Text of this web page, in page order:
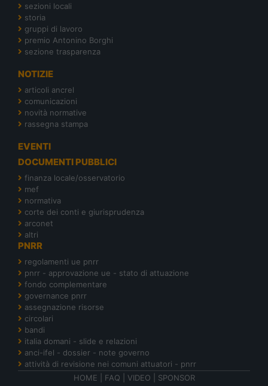
sezioni locali
storia
gruppi di lavoro
premio Antonino Borghi
sezione trasparenza
NOTIZIE
articoli ancrel
comunicazioni
novità normative
rassegna stampa
EVENTI
DOCUMENTI PUBBLICI
finanza locale/osservatorio
mef
normativa
corte dei conti e giurisprudenza
arconet
altri
PNRR
regolamenti ue pnrr
pnrr - approvazione ue - stato di attuazione
fondo complementare
governance pnrr
assegnazione risorse
circolari
bandi
italia domani - slide e relazioni
anci-ifel - dossier - note governo
attività di revisione nei comuni attuatori - pnrr
HOME
FAQ VIDEO SPONSOR